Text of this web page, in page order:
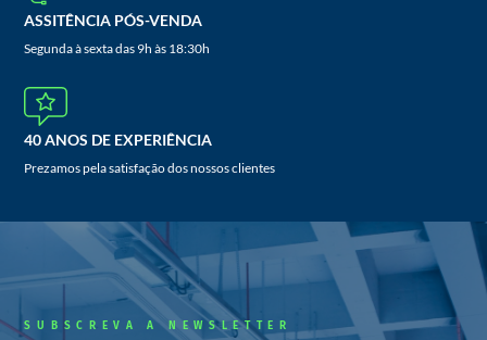
ASSITÊNCIA PÓS-VENDA
Segunda à sexta das 9h às 18:30h
40 ANOS DE EXPERIÊNCIA
Prezamos pela satisfação dos nossos clientes
SUBSCREVA A NEWSLETTER